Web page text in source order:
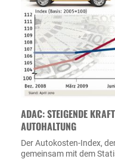
ADAC: STEIGENDE
AUTOHALTUNG
Der Autokosten-Index,
gemeinsam mit dem